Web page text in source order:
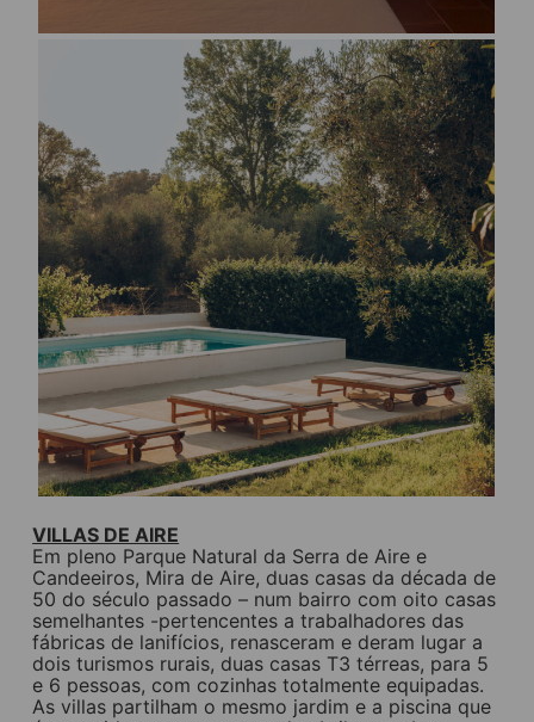
VILLAS DE AIRE
Em pleno Parque Natural da Serra de Aire e
Candeeiros, Mira de Aire, duas casas da década de
50 do século passado – num bairro com oito casas
semelhantes -pertencentes a trabalhadores das
fábricas de lanifícios, renasceram e deram lugar a
dois turismos rurais, duas casas T3 térreas, para 5
e 6 pessoas, com cozinhas totalmente equipadas.
As villas partilham o mesmo jardim e a piscina que